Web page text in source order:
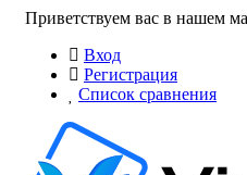
Приветствуем вас в нашем
Вход
Регистрация
Список сравнения